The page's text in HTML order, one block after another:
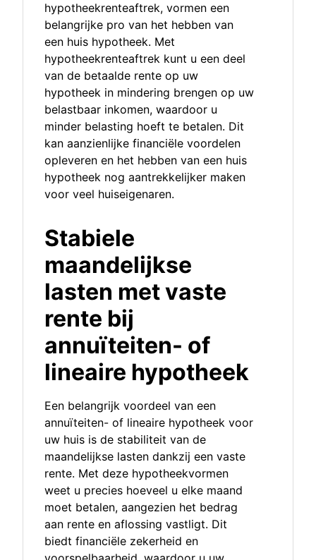
hypotheekrenteaftrek, vormen een
belangrijke pro van het hebben van
een huis hypotheek. Met
hypotheekrenteaftrek kunt u een deel
van de betaalde rente op uw
hypotheek in mindering brengen op uw
belastbaar inkomen, waardoor u
minder belasting hoeft te betalen. Dit
kan aanzienlijke financiële voordelen
opleveren en het hebben van een huis
hypotheek nog aantrekkelijker maken
voor veel huiseigenaren.
Stabiele
maandelijkse
lasten met vaste
rente bij
annuïteiten- of
lineaire hypotheek
Een belangrijk voordeel van een
annuïteiten- of lineaire hypotheek voor
uw huis is de stabiliteit van de
maandelijkse lasten dankzij een vaste
rente. Met deze hypotheekvormen
weet u precies hoeveel u elke maand
moet betalen, aangezien het bedrag
aan rente en aflossing vastligt. Dit
biedt financiële zekerheid en